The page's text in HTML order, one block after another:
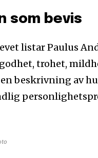
som bevis
listar Paulus
trohet,
beskrivning av